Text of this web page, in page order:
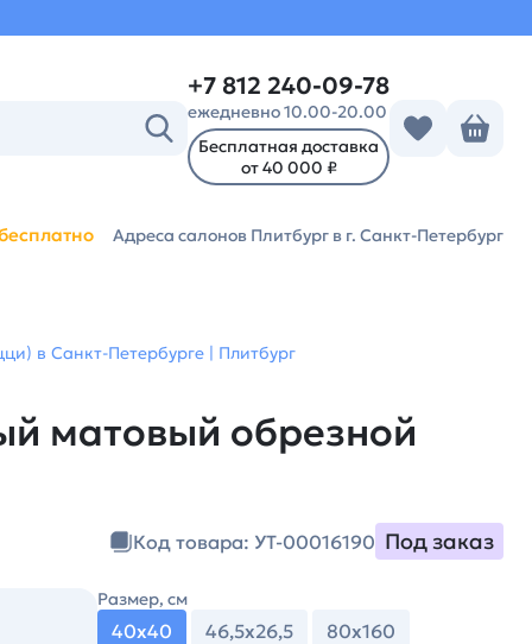
+7 812 240-09-78
ежедневно 10.00-20.00
Бесплатная доставка
от 40 000 ₽
Адреса салонов Плитбург в г. Санкт-Петербург
в Санкт-Петербурге | Плитбург
матовый обрезной
Код товара: УТ-00016190 Под заказ
Размер, см
40х40 46,5х26,5
80х160